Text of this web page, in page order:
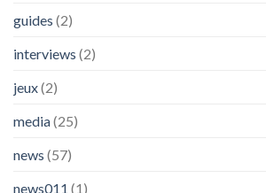
guides (2)
interviews (2)
jeux(2)
media(25)
news (57)
news011 (1)